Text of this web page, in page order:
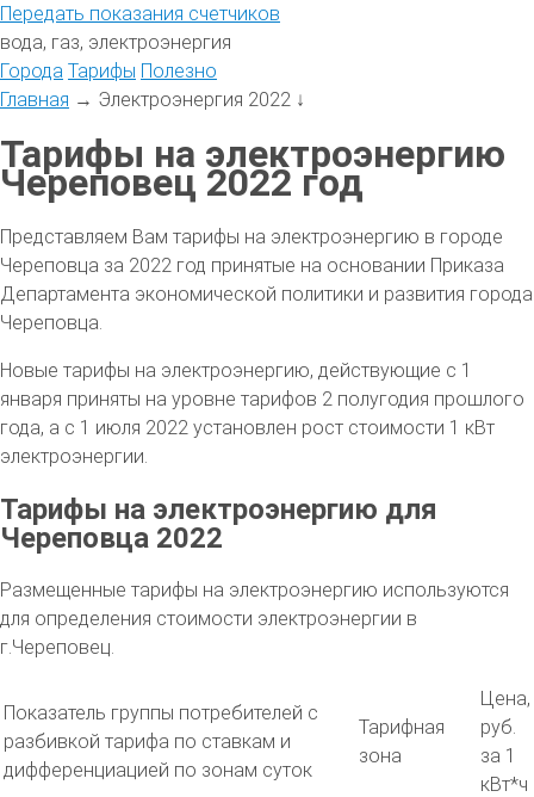
Передать показания счетчиков
вода, газ, электроэнергия
Города Тарифы Полезно
Главная → Электроэнергия 2022 ↓
Тарифы на электроэнергию
Череповец 2022 год
Представляем Вам тарифы на электроэнергию в городе
Череповца за 2022 год принятые на основании Приказа
Департамента экономической политики и развития города
Череповца.
Новые тарифы на электроэнергию, действующие с 1
января приняты на уровне тарифов 2 полугодия прошлого
года, а с 1 июля 2022 установлен рост стоимости 1 кВт
электроэнергии.
Тарифы на электроэнергию для
Череповца 2022
Размещенные тарифы на электроэнергию используются
для определения стоимости электроэнергии в
г.Череповец.
Показатель группы потребителей с
разбивкой тарифа по ставкам и
дифференциацией по зонам суток
Тарифная
зона
Цена,
руб.
за 1
кВт*ч